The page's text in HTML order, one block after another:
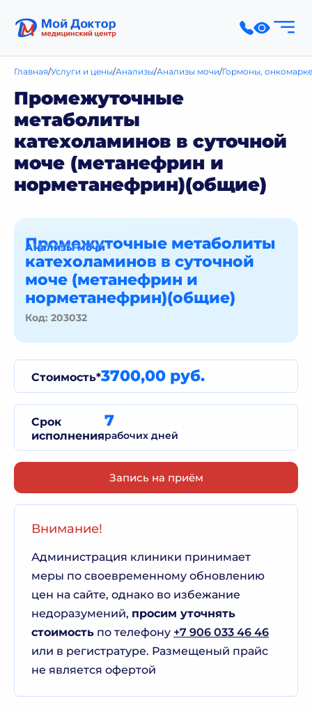
Главная Услуги и цены Анализы Анализы мочи Гормоны,
Промежуточные
метаболиты
катехоламинов в суточной
моче (метанефрин и
норметанефрин)(общие)
Промежуточные метаболиты
катехоламинов в суточной
моче (метанефрин и
норметанефрин)(общие)
Код: 203032
Анализы мочи
Стоимость*3700,00 руб.
Срок
исполнения
7
рабочих дней
Запись на приём
Внимание!
Администрация клиники принимает
меры по своевременному обновлению
цен на сайте, однако во избежание
недоразумений, просим уточнять
стоимость по телефону +7 906 033 46 46
или в регистратуре. Размещеный прайс
не является офертой